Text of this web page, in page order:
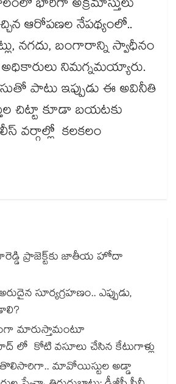
భారీగా అక్రమాస్తులు
ఆరోపణల నేపథ్యంలో..
నగదు, బంగారాన్ని స్వాధీనం
నిమగ్నమయ్యారు.
పాటు ఇప్పుడు ఈ అవినీతి
చిట్టా కూడా బయటకు
వర్గాల్లో కలకలం
ప్రాజెక్ట్‎కు జాతీయ హోదా
సూర్యగ్రహణం.. ఎప్పుడు,
మారుస్తామంటూ
లో కోటి వసూలు చేసిన కేటుగాళ్లు
తొలిసారిగా.. మావోయిస్టుల అడ్డా